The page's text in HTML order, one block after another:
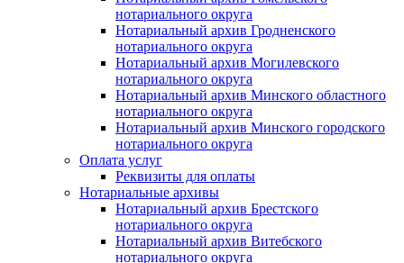
нотариального округа
Нотариальный архив Гродненского
нотариального округа
Нотариальный архив Могилевского
нотариального округа
Нотариальный архив Минского областного
нотариального округа
Нотариальный архив Минского городского
нотариального округа
Оплата услуг
Реквизиты для оплаты
Нотариальные архивы
Нотариальный архив Брестского
нотариального округа
Нотариальный архив Витебского
нотариального округа